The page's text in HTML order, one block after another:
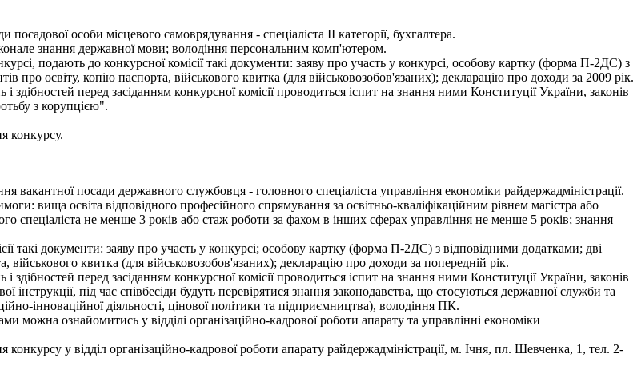
особи місцевого самоврядування - спеціаліста ІІ категорії, бухгалтера.
знання державної мови; володіння персональним комп'ютером.
подають до конкурсної комісії такі документи: заяву про участь у конкурсі, особову картку (форма П-2ДС) з
про освіту, копію паспорта, військового квитка (для військовозобов'язаних); декларацію про доходи за 2009 рік.
перед засіданням конкурсної комісії проводиться іспит на знання ними Конституції України, законів
з корупцією".
конкурсу.
вакантної посади державного службовця - головного спеціаліста управління економіки райдержадміністрації.
вища освіта відповідного професійного спрямування за освітньо-кваліфікаційним рівнем магістра або
спеціаліста не менше 3 років або стаж роботи за фахом в інших сферах управління не менше 5 років; знання
такі документи: заяву про участь у конкурсі; особову картку (форма П-2ДС) з відповідними додатками; дві
квитка (для військовозобов'язаних); декларацію про доходи за попередній рік.
перед засіданням конкурсної комісії проводиться іспит на знання ними Конституції України, законів
під час співбесіди будуть перевірятися знання законодавства, що стосуються державної служби та
інноваційної діяльності, цінової політики та підприємництва), володіння ПК.
ознайомитись у відділі організаційно-кадрової роботи апарату та управлінні економіки
у відділ організаційно-кадрової роботи апарату райдержадміністрації, м. Ічня, пл. Шевченка, 1, тел. 2-